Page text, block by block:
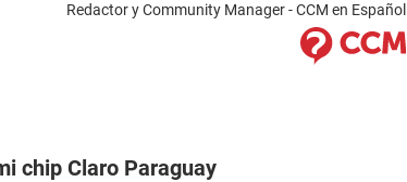
Redactor y Community Manager - CCM en Español
chip Claro Paraguay